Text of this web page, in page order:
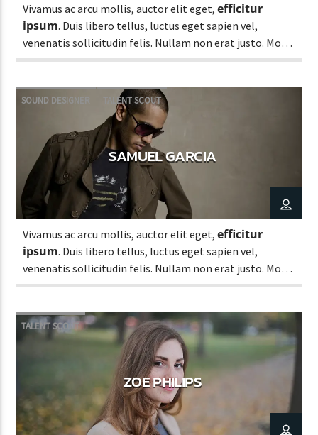
Vivamus ac arcu mollis, auctor elit eget,efficitur
ipsum. Duis libero tellus, luctus eget sapien vel,
venenatis sollicitudin felis. Nullam non erat justo. Morbi
tincidunt vehicula est. Donec ut sem.
SOUND DESIGNER TALENT SCOUT
SAMUEL GARCIA
Vivamus ac arcu mollis, auctor elit eget,efficitur
ipsum. Duis libero tellus, luctus eget sapien vel,
venenatis sollicitudin felis. Nullam non erat justo. Morbi
tincidunt vehicula est. Donec ut sem.
TALENT SCOUT
ZOE PHILIPS